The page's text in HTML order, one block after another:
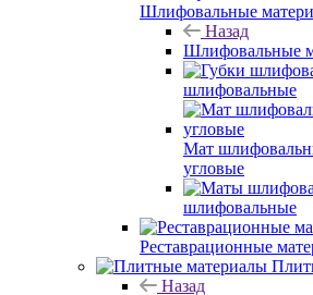
Шлифовальные
Назад
Шлифовальные
шлифовальные
Мат
угловые
шлифовальные
Реставрационные
Назад